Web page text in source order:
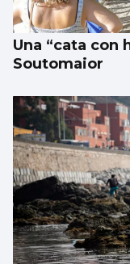
Una “cata con
Soutomaior